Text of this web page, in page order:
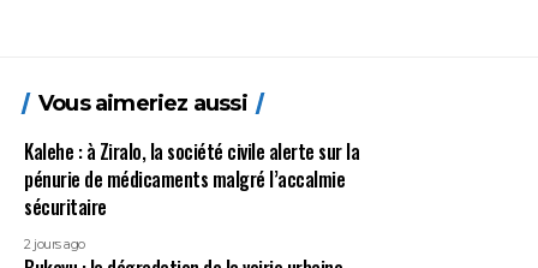
Vous aimeriez aussi
Kalehe : à Ziralo, la société civile alerte sur la
pénurie de médicaments malgré l’accalmie
sécuritaire
2 jours ago